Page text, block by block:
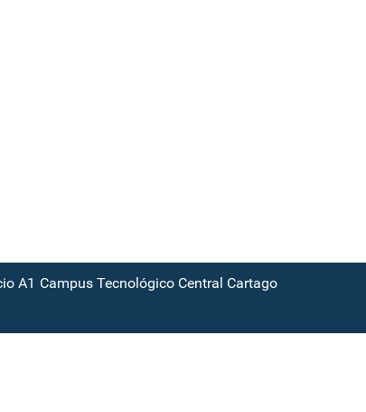
A1 Campus Tecnológico Central Cartago